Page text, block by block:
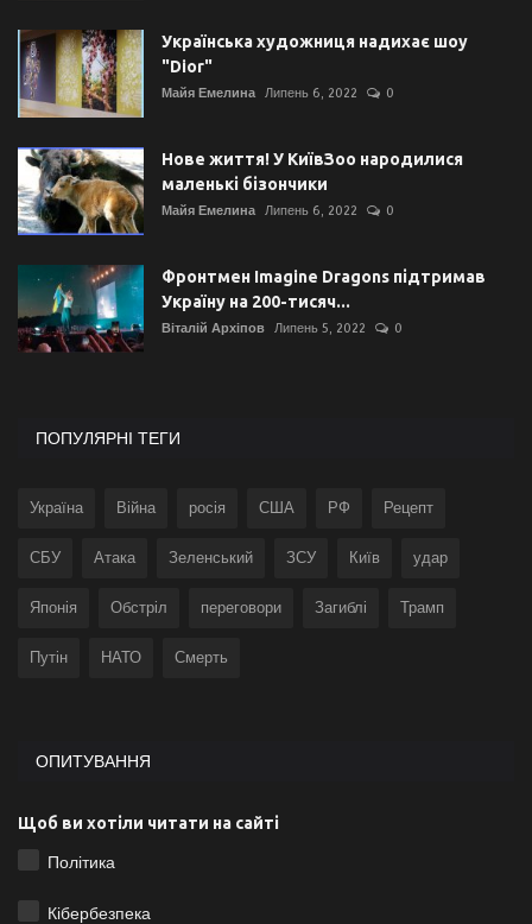
Українська художниця надихає шоу
"Dior"
Майя Емелина Липень 6, 2022 0
Нове життя! У КиївЗоо народилися
маленькі бізончики
Майя Емелина Липень 6, 2022 0
Фронтмен Imagine Dragons підтримав
Україну на 200-тисяч...
Віталій Архіпов Липень 5, 2022 0
ПОПУЛЯРНІ ТЕГИ
Україна Війна росія США РФ Рецепт
СБУ Атака Зеленський ЗСУ Київ удар
Японія Обстріл переговори Загиблі Трамп
Путін НАТО Смерть
ОПИТУВАННЯ
Щоб ви хотіли читати на сайті
Політика
Кібербезпека